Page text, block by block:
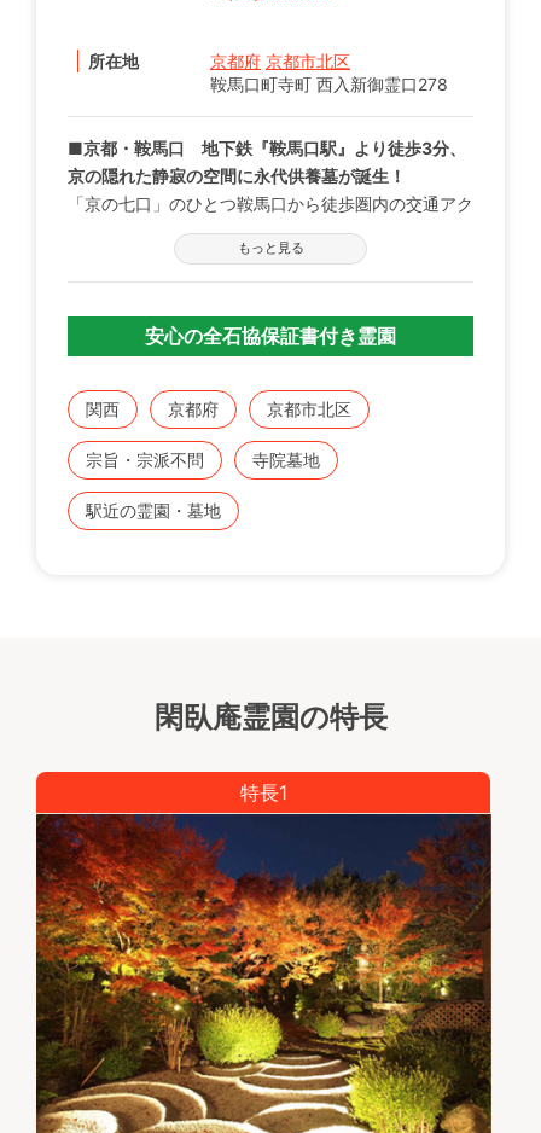
所在地 京都府 京都市北区
鞍馬口町寺町 西入新御霊口278
■京都・鞍馬口 地下鉄『鞍馬口駅』より徒歩3分、
京の隠れた静寂の空間に永代供養墓が誕生！
「京の七口」のひとつ鞍馬口から徒歩圏内の交通アク
セス抜群の庭園墓地。行きたい時にいつでも行ける好
立地な墓地として多くの方にお選び頂いております。
宗派不問で、お付き合いのあるお寺さんの出入りも自
由に法要していただけます。禅と陰陽道、京都の思惟
となる場所、「こんな墓地あったらいいな」それが閑
■一般墓・永代供養墓と豊富に選べるプラン
ご家族様の状況に合わせて選べる一般墓の他に、子供
に負担を掛けたくない方、後継者のおられない方にお
勧めの永代供養墓があり、状況に合わせたプランから
お選び頂けます。
■充実した設備・環境
用駐車場を完備しております。電車・バス・車・徒歩
と交通手段を選ばない希少な平地の墓地です。区画が
綺麗に整備されており、水場・トイレも完備しており
ますので優雅な庭園を楽しみながら安心してお参りに
来て頂けます。
■～静寂と陰影の中で～閑臥庵
閑臥庵は山号を瑞芝山という黄檗宗の禅寺です。御所
の祈願所として法皇自ら「閑臥庵」と命名し、御宸筆
の額を寄せて勅号としたほか、法皇は、春に秋に和歌
を詠んで庭を愛でたといわれ、秋の句：開けぬとて
野辺より山に入る鹿の あとふきおくる萩のした風
など、御宸翰その他が今も伝えられています。
もっと見る
安心の全石協保証書付き霊園
関西 京都府 京都市北区
宗旨・宗派不問 寺院墓地
駅近の霊園・墓地
閑臥庵霊園の特長
特長1